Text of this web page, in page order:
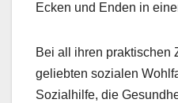
Ecken und Enden in
Bei all ihren praktischen
geliebten sozialen
Sozialhilfe, die